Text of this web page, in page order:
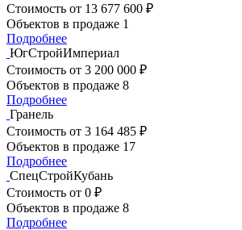
Стоимость от 13 677 600 ₽
Объектов в продаже 1
Подробнее
ЮгСтройИмпериал
Стоимость от 3 200 000 ₽
Объектов в продаже 8
Подробнее
Гранель
Стоимость от 3 164 485 ₽
Объектов в продаже 17
Подробнее
СпецСтройКубань
Стоимость от 0 ₽
Объектов в продаже 8
Подробнее